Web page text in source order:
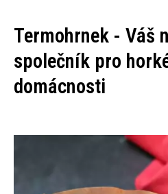
Termohrnek - Váš
společník pro
domácnosti